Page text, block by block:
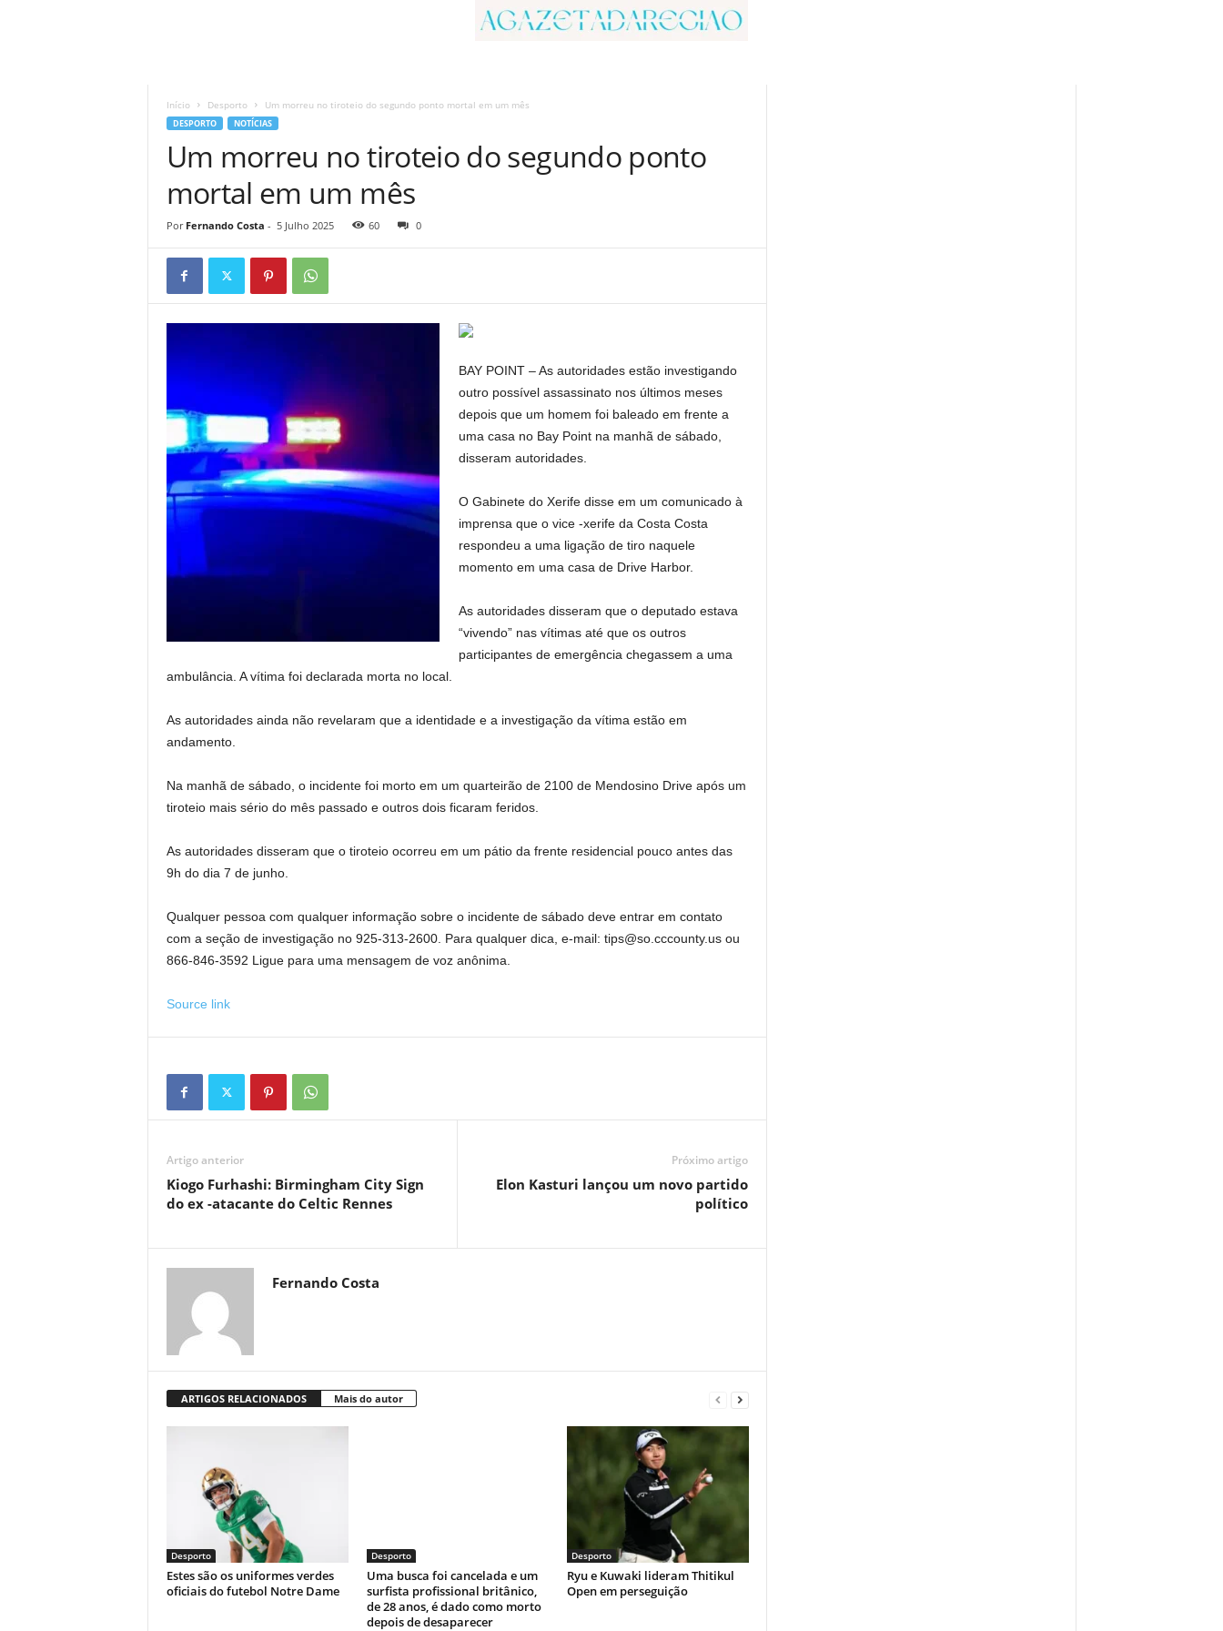
r
Início Desporto Um morreu no tiroteio do segundo ponto mortal em um mês
DESPORTO NOTÍCIAS
Um morreu no tiroteio do segundo ponto
mortal em um mês
Por Fernando Costa - 5 Julho 2025 60 0
BAY POINT – As autoridades estão investigando
outro possível assassinato nos últimos meses
depois que um homem foi baleado em frente a
uma casa no Bay Point na manhã de sábado,
disseram autoridades.
O Gabinete do Xerife disse em um comunicado à
imprensa que o vice -xerife da Costa Costa
respondeu a uma ligação de tiro naquele
momento em uma casa de Drive Harbor.
As autoridades disseram que o deputado estava
“vivendo” nas vítimas até que os outros
participantes de emergência chegassem a uma
ambulância. A vítima foi declarada morta no local.
As autoridades ainda não revelaram que a identidade e a investigação da vítima estão em
andamento.
Na manhã de sábado, o incidente foi morto em um quarteirão de 2100 de Mendosino Drive após um
tiroteio mais sério do mês passado e outros dois ficaram feridos.
As autoridades disseram que o tiroteio ocorreu em um pátio da frente residencial pouco antes das
9h do dia 7 de junho.
Qualquer pessoa com qualquer informação sobre o incidente de sábado deve entrar em contato
com a seção de investigação no 925-313-2600. Para qualquer dica, e-mail: tips@so.cccounty.us ou
866-846-3592 Ligue para uma mensagem de voz anônima.
Source link
Artigo anterior
Kiogo Furhashi: Birmingham City Sign
do ex -atacante do Celtic Rennes
Próximo artigo
Elon Kasturi lançou um novo partido
político
Fernando Costa
ARTIGOS RELACIONADOS Mais do autor
Desporto
Estes são os uniformes verdes
oficiais do futebol Notre Dame
Desporto
Uma busca foi cancelada e um
surfista profissional britânico,
de 28 anos, é dado como morto
depois de desaparecer
Desporto
Ryu e Kuwaki lideram Thitikul
Open em perseguição